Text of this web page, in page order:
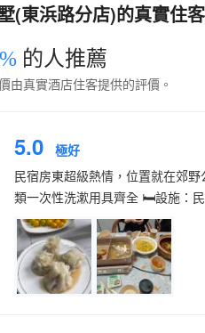
(東浜路分店)的真實住
的人推薦
由真實酒店住客提供的評價。
5.0
極好
民宿房東超級熱情，位置就在郊
類一次性洗漱用具齊全 🛏設施：